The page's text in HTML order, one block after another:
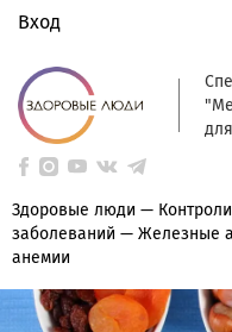
Вход
Здоровые люди —
заболеваний — Железные
анемии